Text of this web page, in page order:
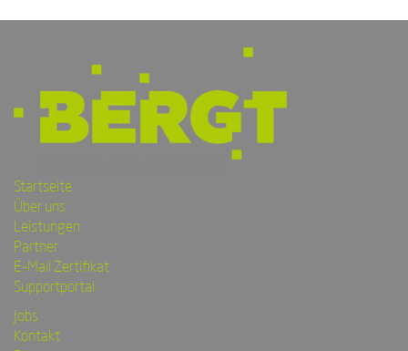
Startseite
Über uns
Leistungen
Partner
E-Mail Zertifikat
Supportportal
Jobs
Kontakt